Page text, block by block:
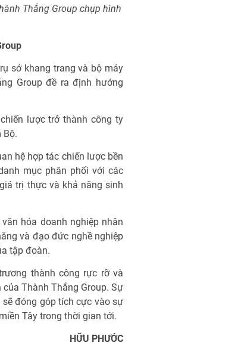
Thắng Group chụp hình
sở khang trang và bộ máy
Group đề ra định hướng
lược trở thành công ty
Bộ.
hệ hợp tác chiến lược bền
mục phân phối với các
trị thực và khả năng sinh
hóa doanh nghiệp nhân
và đạo đức nghề nghiệp
tập đoàn.
thành công rực rỡ và
Thành Thắng Group. Sự
đóng góp tích cực vào sự
Tây trong thời gian tới.
HỮU PHƯỚC